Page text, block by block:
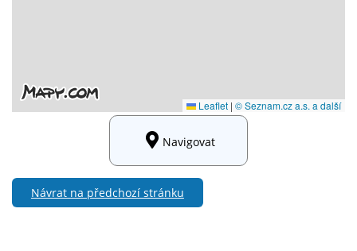
Navigovat
Návrat na předchozí stránku